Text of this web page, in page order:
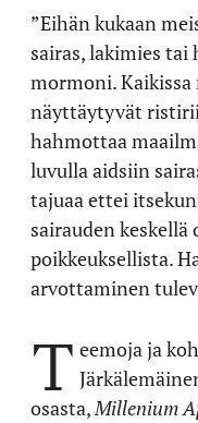
”Eihän kukaan
sairas, lakimies tai
mormoni.
näyttäytyvät
hahmottaa
luvulla aidsiin
tajuaa ettei
sairauden
poikkeuksellista.
arvottaminen
T eemoja ja
osasta,Millenium